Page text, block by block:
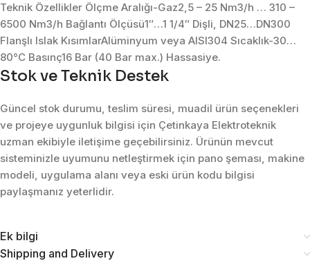
Teknik Özellikler Ölçme Aralığı-Gaz2,5 – 25 Nm3/h … 310 –
6500 Nm3/h Bağlantı Ölçüsü1″…1 1/4″ Dişli, DN25…DN300
Flanşlı Islak KısımlarAlüminyum veya AISI304 Sıcaklık-30…
80°C Basınç16 Bar (40 Bar max.) Hassasiye.
Stok ve Teknik Destek
Güncel stok durumu, teslim süresi, muadil ürün seçenekleri
ve projeye uygunluk bilgisi için Çetinkaya Elektroteknik
uzman ekibiyle iletişime geçebilirsiniz. Ürünün mevcut
sisteminizle uyumunu netleştirmek için pano şeması, makine
modeli, uygulama alanı veya eski ürün kodu bilgisi
paylaşmanız yeterlidir.
Ek bilgi
Shipping and Delivery